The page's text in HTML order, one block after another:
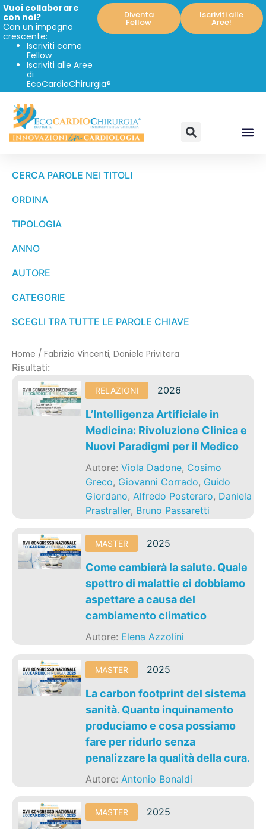
Vuoi collaborare
con noi?
Con un impegno
crescente:
Iscriviti come
Fellow
Iscriviti alle Aree
di
EcoCardioChirurgia®
Diventa
Fellow
Iscriviti alle
Aree!
CERCA PAROLE NEI TITOLI
ORDINA
TIPOLOGIA
ANNO
AUTORE
CATEGORIE
SCEGLI TRA TUTTE LE PAROLE CHIAVE
Home / Fabrizio Vincenti, Daniele Privitera
Risultati:
RELAZIONI 2026
L’Intelligenza Artificiale in
Medicina: Rivoluzione Clinica e
Nuovi Paradigmi per il Medico
Autore:Viola Dadone, Cosimo
Greco, Giovanni Corrado, Guido
Giordano,Alfredo Posteraro, Daniela
Prastraller, Bruno Passaretti
MASTER 2025
Come cambierà la salute. Quale
spettro di malattie ci dobbiamo
aspettare a causa del
cambiamento climatico
Autore: Elena Azzolini
MASTER 2025
La carbon footprint del sistema
sanità. Quanto inquinamento
produciamo e cosa possiamo
fare per ridurlo senza
penalizzare la qualità della cura.
Autore:Antonio Bonaldi
MASTER 2025